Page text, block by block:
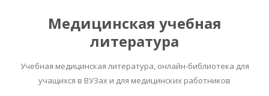
Медицинская учебная
литература
Учебная медицинская литература, онлайн-библиотека для
учащихся в ВУЗах и для медицинских работников